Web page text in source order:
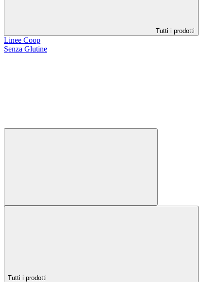
Tutti i prodotti
Linee Coop
Senza Glutine
Tutti i prodotti